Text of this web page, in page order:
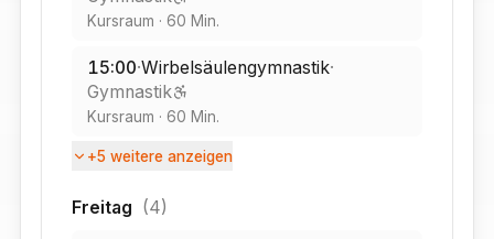
Kursraum · 60 Min.
15:00·Wirbelsäulengymnastik·
Gymnastik
Kursraum · 60 Min.
+5weitere anzeigen
Freitag (4)